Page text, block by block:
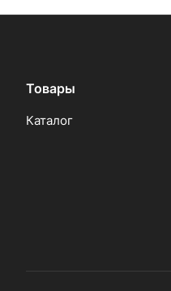
Товары
Каталог